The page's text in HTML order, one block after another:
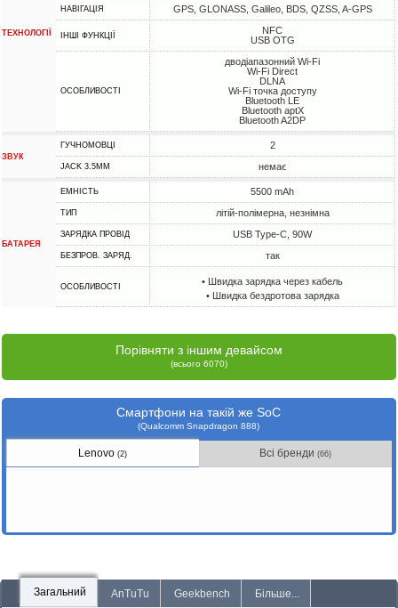
ТЕХНОЛОГІЇ
НАВІГАЦІЯ GPS, GLONASS, Galileo, BDS, QZSS, A-GPS
ІНШІ ФУНКЦІЇ
NFC
USB OTG
ОСОБЛИВОСТІ
дводіапазонний Wi-Fi
Wi-Fi Direct
DLNA
Wi-Fi точка доступу
Bluetooth LE
Bluetooth aptX
Bluetooth A2DP
ЗВУК
ГУЧНОМОВЦІ 2
JACK 3.5MM немає
БАТАРЕЯ
ЕМНІСТЬ 5500 mAh
ТИП літій-полімерна, незнімна
ЗАРЯДКА ПРОВІД USB Type-C, 90W
БЕЗПРОВ. ЗАРЯД. так
ОСОБЛИВОСТІ
• Швидка зарядка через кабель
• Швидка бездротова зарядка
Порівняти з іншим девайсом
(всього 6070)
Смартфони на такій же SoC
(Qualcomm Snapdragon 888)
Lenovo(2) Всі бренди(66)
Загальний AnTuTu Geekbench Більше...